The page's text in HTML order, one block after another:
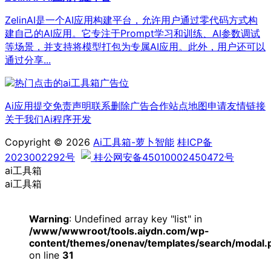
ZelinAI是一个AI应用构建平台，允许用户通过零代码方式构
建自己的AI应用。它专注于Prompt学习和训练、AI参数调试
等场景，并支持将模型打包为专属AI应用。此外，用户还可以
通过分享...
Ai应用提交免责声明联系删除广告合作站点地图申请友情链接
关于我们Ai程序开发
Copyright © 2026 Ai工具箱-萝卜智能 桂ICP备
2023002292号
桂公网安备45010002450472号
ai工具箱
ai工具箱
Warning: Undefined array key "list" in
/www/wwwroot/tools.aiydn.com/wp-
content/themes/onenav/templates/search/
on line 31